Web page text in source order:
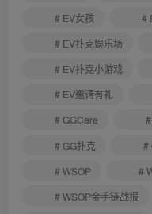
# EV女孩
#
# EV扑克娱乐场
# EV扑克小游戏
# EV邀请有礼
# GGCare
# GG扑克
#
# WSOP
#
# WSOP金手链战报